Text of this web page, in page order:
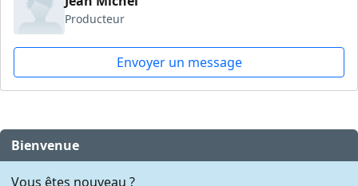
Producteur
Envoyer un message
Bienvenue
Vous êtes nouveau ?